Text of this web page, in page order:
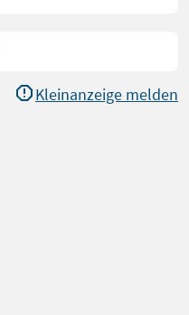
Kleinanzeige melden